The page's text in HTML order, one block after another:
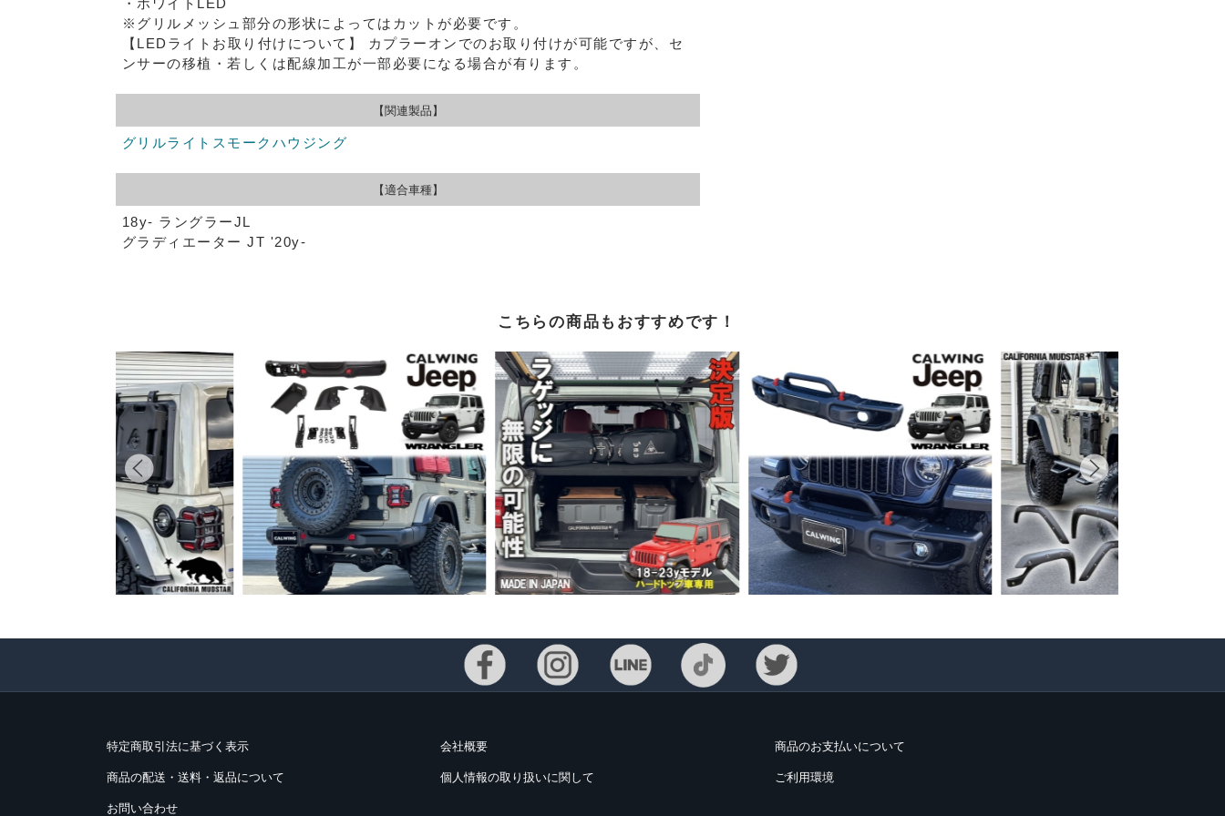
・ホワイトLED
※グリルメッシュ部分の形状によってはカットが必要です。
【LEDライトお取り付けについて】
カプラーオンでのお取り付けが可能ですが、セ
ンサーの移植・若しくは配線加工が一部必要になる場合が有ります。
【関連製品】
グリルライトスモークハウジング
【適合車種】
18y- ラングラーJL
グラディエーター JT '20y-
こちらの商品もおすすめです！
特定商取引法に基づく表示 会社概要 商品のお支払いについて
商品の配送・送料・返品について 個人情報の取り扱いに関して ご利用環境
お問い合わせ